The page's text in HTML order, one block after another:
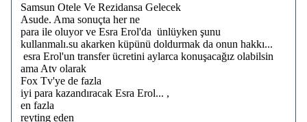
Samsun Otele Ve Rezidansa Gelecek
Asude. Ama sonuçta her ne
para ile oluyor ve Esra Erol'da ünlüyken şunu
kullanmalı.su akarken küpünü doldurmak da onun hakkı...
esra Erol'un transfer ücretini aylarca konuşacağız olabilsin
ama Atv olarak
Fox Tv'ye de fazla
iyi para kazandıracak Esra Erol... ,
en fazla
reyting eden